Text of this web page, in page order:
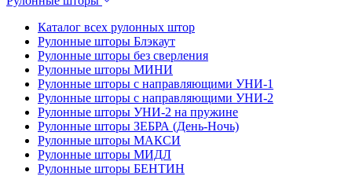
Каталог всех рулонных штор
Рулонные шторы Блэкаут
Рулонные шторы без сверления
Рулонные шторы МИНИ
Рулонные шторы с направляющими УНИ-1
Рулонные шторы с направляющими УНИ-2
Рулонные шторы УНИ-2 на пружине
Рулонные шторы ЗЕБРА (День-Ночь)
Рулонные шторы МАКСИ
Рулонные шторы МИДЛ
Рулонные шторы БЕНТИН